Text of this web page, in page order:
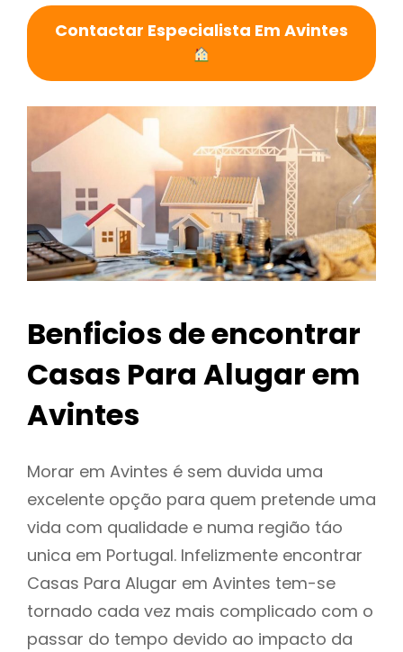
Contactar Especialista Em Avintes
Benficios de encontrar
Casas Para Alugar em
Avintes
Morar em Avintes é sem duvida uma
excelente opção para quem pretende uma
vida com qualidade e numa região táo
unica em Portugal. Infelizmente encontrar
Casas Para Alugar em Avintes tem-se
tornado cada vez mais complicado com o
passar do tempo devido ao impacto da